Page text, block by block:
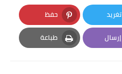
تغريد
Twitter
حفظ
Pinterest
إرسال
Email
طباعة
Print